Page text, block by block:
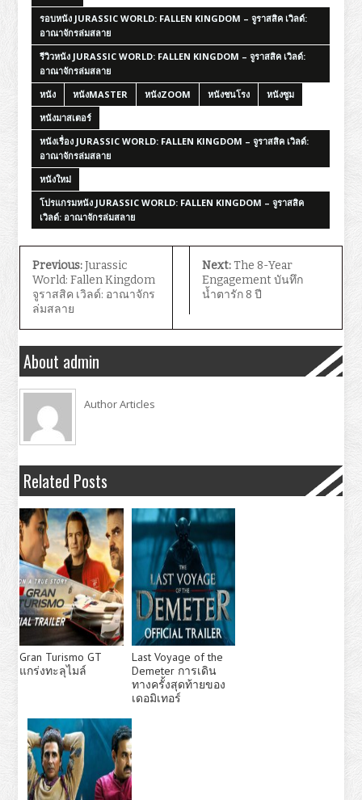
รอบหนัง JURASSIC WORLD: FALLEN KINGDOM – จูราสสิค เวิลด์:
อาณาจักรล่มสลาย
รีวิวหนัง JURASSIC WORLD: FALLEN KINGDOM – จูราสสิค เวิลด์:
อาณาจักรล่มสลาย
หนัง
หนังMASTER หนังZOOM หนังชนโรง
หนังซูม
หนังมาสเตอร์
หนังเรื่อง JURASSIC WORLD: FALLEN KINGDOM – จูราสสิค เวิลด์:
อาณาจักรล่มสลาย
หนังใหม่
โปรแกรมหนัง JURASSIC WORLD: FALLEN KINGDOM – จูราสสิค
เวิลด์: อาณาจักรล่มสลาย
Previous:Jurassic
World: Fallen Kingdom
จูราสสิค เวิลด์: อาณาจักร
ล่มสลาย
Next:The 8-Year
Engagement บันทึก
น้ำตารัก 8 ปี
About admin
Author Articles
Related Posts
Gran Turismo GT
แกร่งทะลุไมล์
Last Voyage of the
Demeter การเดิน
ทางครั้งสุดท้ายของ
เดอมิเทอร์